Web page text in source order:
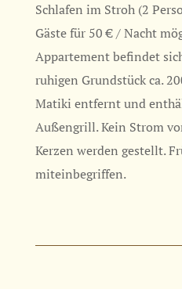
Schlafen im Stroh (2
Gäste für 50 € / Nacht
Appartement befindet
ruhigen Grundstück ca.
Matiki entfernt und
Außengrill. Kein Strom
Kerzen werden gestellt.
miteinbegriffen.